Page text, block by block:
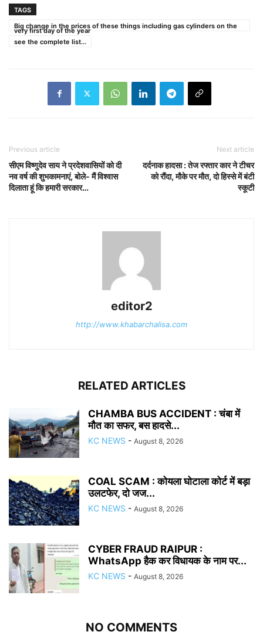
TAGS
Big change in the prices of these things including gas cylinders on the
very first day of the year
see the complete list...
Previous article
सीएम विष्णुदेव साय ने प्रदेशवासियों को दी
नव वर्ष की शुभकामनाएं, बोले- मैं विश्वास
दिलाता हूं कि हमारी सरकार…
Next article
दर्दनाक हादसा : तेज रफ्तार कार ने टीचर
को रौंदा, मौके पर मौत, दो हिस्से में बंटी
स्कूटी
editor2
http://www.khabarchalisa.com
RELATED ARTICLES
CHAMBA BUS ACCIDENT : चंबा में
मौत का सफर, बस हादसे...
KC NEWS - August 8, 2026
COAL SCAM : कोयला घोटाला कोर्ट में बड़ा
उलटफेर, दो जज...
KC NEWS - August 8, 2026
CYBER FRAUD RAIPUR :
WhatsApp हैक कर विधायक के नाम पर...
KC NEWS - August 8, 2026
NO COMMENTS